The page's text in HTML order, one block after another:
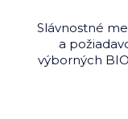
Slávnostné
a
výborných